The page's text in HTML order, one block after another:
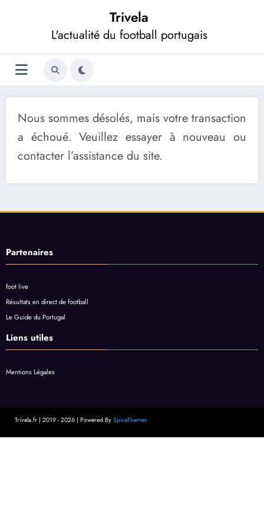
Trivela
L'actualité du football portugais
Nous sommes désolés, mais votre transaction
a échoué. Veuillez essayer à nouveau ou
contacter l’assistance du site.
Partenaires
foot live
Résultats en direct de football
Le Guide du Portugal
Liens utiles
Mentions Légales
Trivela.fr | 2019 - 2026 | Powered By SpiceThemes